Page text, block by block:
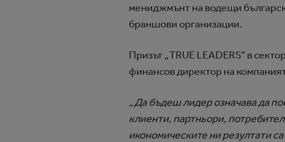
мениджмънт на водещи
браншови организации.
Призът „TRUE LEADERS” в
финансов директор на
„Да бъдеш лидер означава да
клиенти, партньори,
икономическите ни резултати